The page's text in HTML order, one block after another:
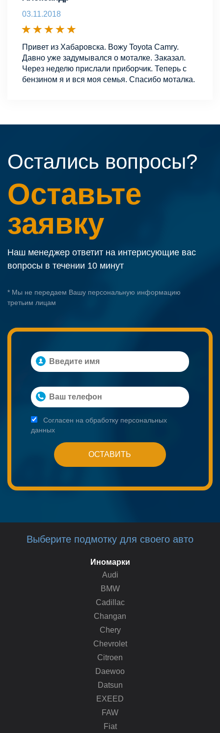
03.11.2018
Привет из Хабаровска. Вожу Toyota Camry.
Давно уже задумывался о моталке. Заказал.
Через неделю прислали приборчик. Теперь с
бензином я и вся моя семья. Спасибо моталка.
Остались вопросы?
Оставьте
заявку
Наш менеджер ответит на интерисующие вас
вопросы в течении 10 минут
* Мы не передаем Вашу персональную информацию
третьим лицам
Согласен на обработку персональных
данных
Выберите подмотку для своего авто
Иномарки
Audi
BMW
Cadillac
Changan
Chery
Chevrolet
Citroen
Daewoo
Datsun
EXEED
FAW
Fiat